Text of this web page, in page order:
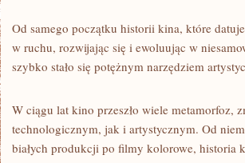
Od samego początku ⁤historii kina, które
w ⁢ruchu, rozwijając się i ewoluując ‍w
szybko stało się potężnym narzędziem⁢
W ciągu lat ⁤kino przeszło wiele metamorfoz,
‌technologicznym, ⁣jak i artystycznym. Od
białych produkcji⁤ po filmy kolorowe, historia